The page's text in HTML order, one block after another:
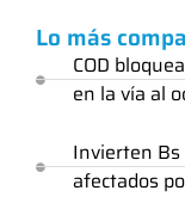
Lo más
COD
en la vía al
Invierten
afectados